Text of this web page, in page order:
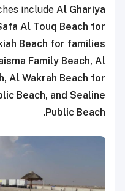
include Al Ghariya
Al Touq Beach for
Beach for families
Family Beach, Al
Al Wakrah Beach for
Beach, and Sealine
Public Beach
.